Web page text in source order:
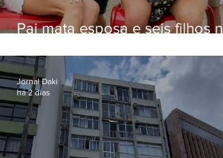
Pai mata esposa e seis filhos
Jornal Daki
há 2 dias